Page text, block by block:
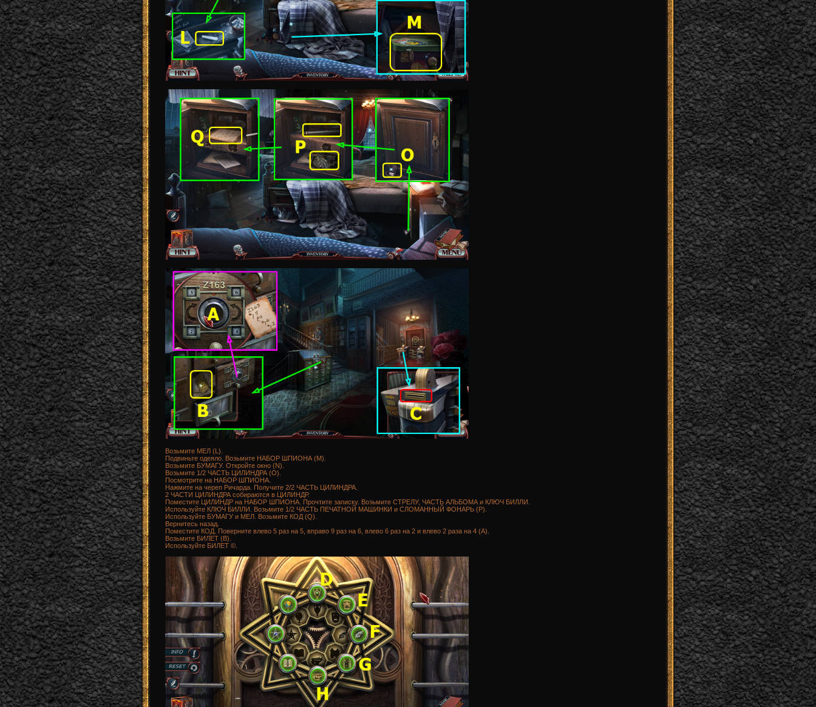
Возьмите МЕЛ (L).
Подвиньте одеяло. Возьмите НАБОР ШПИОНА (M).
Возьмите БУМАГУ. Откройте окно (N).
Возьмите 1/2 ЧАСТЬ ЦИЛИНДРА (O).
Посмотрите на НАБОР ШПИОНА.
Нажмите на череп Ричарда. Получите 2/2 ЧАСТЬ ЦИЛИНДРА.
2 ЧАСТИ ЦИЛИНДРА собираются в ЦИЛИНДР.
Поместите ЦИЛИНДР на НАБОР ШПИОНА. Прочтите записку. Возьмите СТРЕЛУ, ЧАСТЬ АЛЬБОМА и КЛЮЧ БИЛЛИ.
Используйте КЛЮЧ БИЛЛИ. Возьмите 1/2 ЧАСТЬ ПЕЧАТНОЙ МАШИНКИ и СЛОМАННЫЙ ФОНАРЬ (P).
Используйте БУМАГУ и МЕЛ. Возьмите КОД (Q).
Вернитесь назад.
Поместите КОД. Поверните влево 5 раз на 5, вправо 9 раз на 6, влево 6 раз на 2 и влево 2 раза на 4 (A).
Возьмите БИЛЕТ (B).
Используйте БИЛЕТ ©.